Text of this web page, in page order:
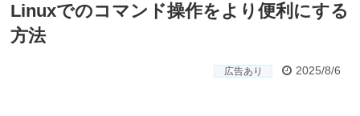
Linuxでのコマンド操作をより便利にする
方法
広告あり 2025/8/6